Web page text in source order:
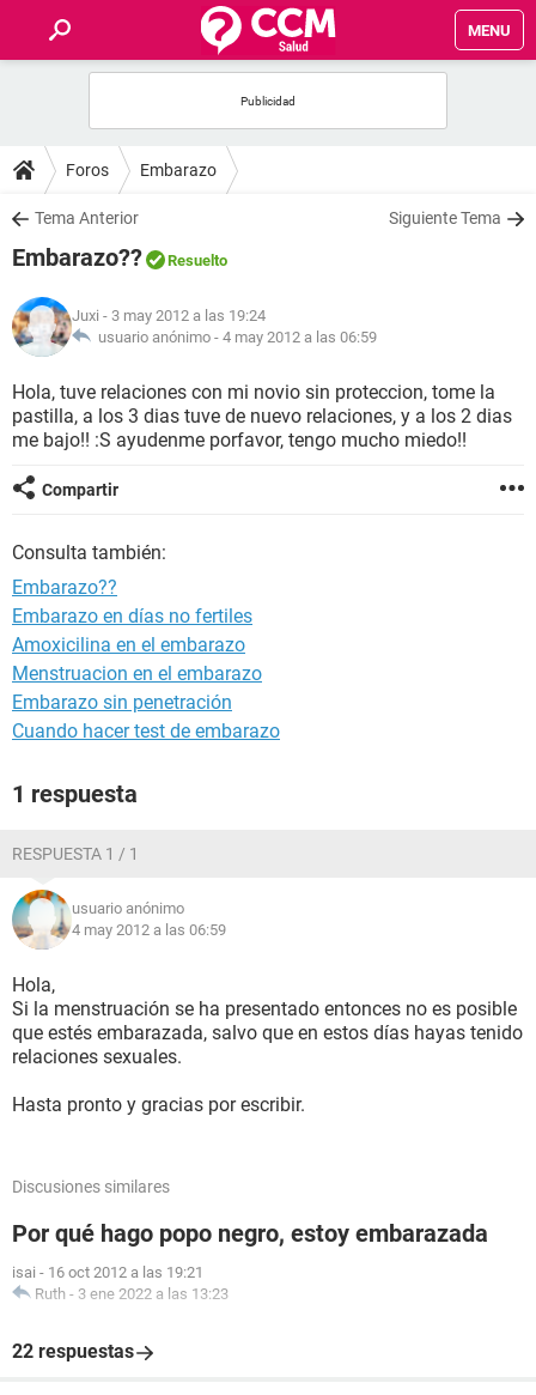
MENU
FOROS
SALUD
NUTRICIÓN
BIENESTAR
Foros Embarazo
Tema Anterior Siguiente Tema
Embarazo?? Resuelto
Juxi - 3 may 2012 a las 19:24
usuario anónimo - 4 may 2012 a las 06:59
Hola, tuve relaciones con mi novio sin proteccion, tome la
pastilla, a los 3 dias tuve de nuevo relaciones, y a los 2 dias
me bajo!! :S ayudenme porfavor, tengo mucho miedo!!
Compartir
Consulta también:
Embarazo??
Embarazo en días no fertiles
Amoxicilina en el embarazo
Menstruacion en el embarazo
Embarazo sin penetración
Cuando hacer test de embarazo
1 respuesta
RESPUESTA 1 / 1
usuario anónimo
4 may 2012 a las 06:59
Hola,
Si la menstruación se ha presentado entonces no es posible
que estés embarazada, salvo que en estos días hayas tenido
relaciones sexuales.
Hasta pronto y gracias por escribir.
Discusiones similares
Por qué hago popo negro, estoy embarazada
isai - 16 oct 2012 a las 19:21
Ruth - 3 ene 2022 a las 13:23
22 respuestas